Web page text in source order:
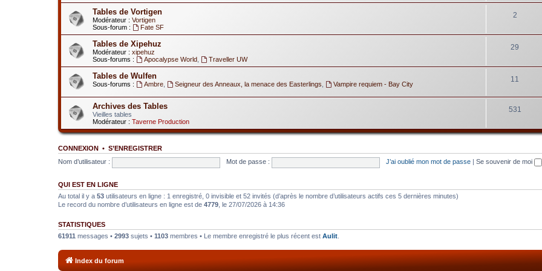
Tables de Vortigen
Modérateur : Vortigen
Sous-forum :
Fate SF
2
Tables de Xipehuz
Modérateur : xipehuz
Sous-forums :
Apocalypse World, Traveller UW
29
Tables de Wulfen
Sous-forums : Ambre, Seigneur des Anneaux, la menace des Easterlings Vampire requiem - Bay City
11
Archives des Tables
Vieilles tables
Modérateur : Taverne Production
531
CONNEXION • S’ENREGISTRER
Nom d’utilisateur :
Mot de passe : J’ai oublié mon mot de passe Se souvenir de moi
QUI EST EN LIGNE
Au total il y a 53 utilisateurs en ligne : 1 enregistré, 0 invisible et 52 invités (d’après le nombre d’utilisateurs actifs ces 5 dernières minutes)
Le record du nombre d’utilisateurs en ligne est de 4779 , le 27/07/2026 à 14:36
STATISTIQUES
61911 messages • 2993 sujets • 1103 membres • Le membre enregistré le plus récent est Aulit
Index du forum